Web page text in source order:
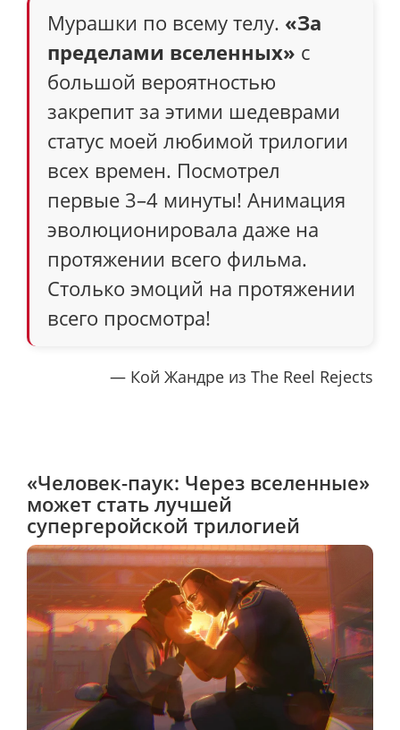
Мурашки по всему телу. «За
пределами вселенных» с
большой вероятностью
закрепит за этими шедеврами
статус моей любимой трилогии
всех времен. Посмотрел
первые 3–4 минуты! Анимация
эволюционировала даже на
протяжении всего фильма.
Столько эмоций на протяжении
всего просмотра!
— Кой Жандре из The Reel Rejects
«Человек-паук: Через вселенные»
может стать лучшей
супергеройской трилогией